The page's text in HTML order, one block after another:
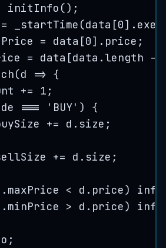
initInfo () ;
= _startTime (data [0] .
= data [0] . price ;
= data [data .length -
(d => {
+= 1 ;
=== ' BUY' )
{
+= d . size ;
+= d . size ;
. maxPrice < d . price) info
. minPrice > d . price) info
;